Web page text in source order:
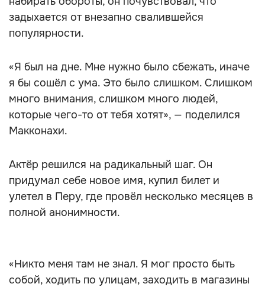
задыхается от внезапно свалившейся
популярности.
«Я был на дне. Мне нужно было сбежать, иначе
я бы сошёл с ума. Это было слишком. Слишком
много внимания, слишком много людей,
которые чего-то от тебя хотят», — поделился
Макконахи.
Актёр решился на радикальный шаг. Он
придумал себе новое имя, купил билет и
улетел в Перу, где провёл несколько месяцев в
полной анонимности.
«Никто меня там не знал. Я мог просто быть
собой, ходить по улицам, заходить в магазины